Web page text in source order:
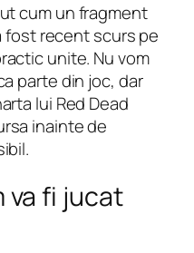
cum un fragment
fost recent scurs pe
unite. Nu vom
parte din joc, dar
lui Red Dead
inainte de
va fi jucat